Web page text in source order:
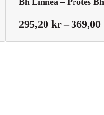
Bh Linnea – Protes Bh
295,20 kr–369,00